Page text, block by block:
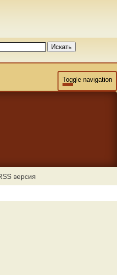
Искать
Toggle navigation
версия